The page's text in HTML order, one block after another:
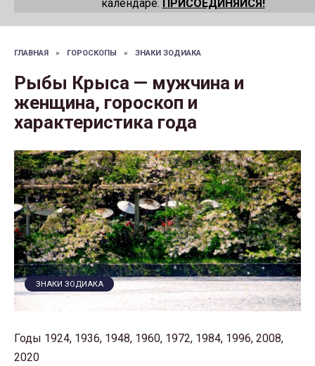
календаре. ПРИСОЕДИНЯЙСЯ!
ГЛАВНАЯ » ГОРОСКОПЫ » ЗНАКИ ЗОДИАКА
Рыбы Крыса — мужчина и
женщина, гороскоп и
характеристика года
ЗНАКИ ЗОДИАКА
Годы 1924, 1936, 1948, 1960, 1972, 1984, 1996, 2008,
2020